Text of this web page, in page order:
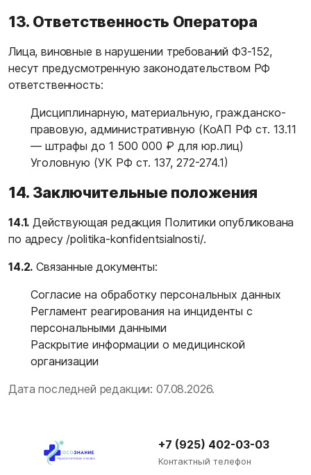
13. Ответственность Оператора
Лица, виновные в нарушении требований ФЗ-152,
несут предусмотренную законодательством РФ
ответственность:
Дисциплинарную, материальную, гражданско-
правовую, административную (КоАП РФ ст. 13.11
— штрафы до 1 500 000 ₽ для юр.лиц)
Уголовную (УК РФ ст. 137, 272-274.1)
14. Заключительные положения
14.1. Действующая редакция Политики опубликована
по адресу /politika-konfidentsialnosti/.
14.2. Связанные документы:
Согласие на обработку персональных данных
Регламент реагирования на инциденты с
персональными данными
Раскрытие информации о медицинской
организации
Дата последней редакции: 07.08.2026.
+7 (925) 402-03-03
Контактный телефон